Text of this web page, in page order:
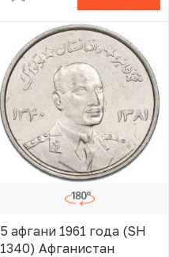
5 афгани 1961 года (SH
1340) Афганистан